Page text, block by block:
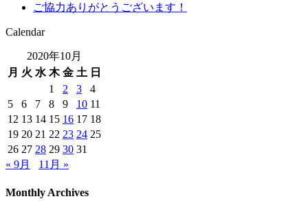
ご協力ありがとうございます！
Calendar
2020年10月
月 火 水 木 金 土 日
1
2 3
4
5
6 7 8 9 10 11
12 13 14 15 16 17 18
19 20 21 22 23 24 25
26 27 28 29 30 31
« 9月
11月 »
Monthly Archives